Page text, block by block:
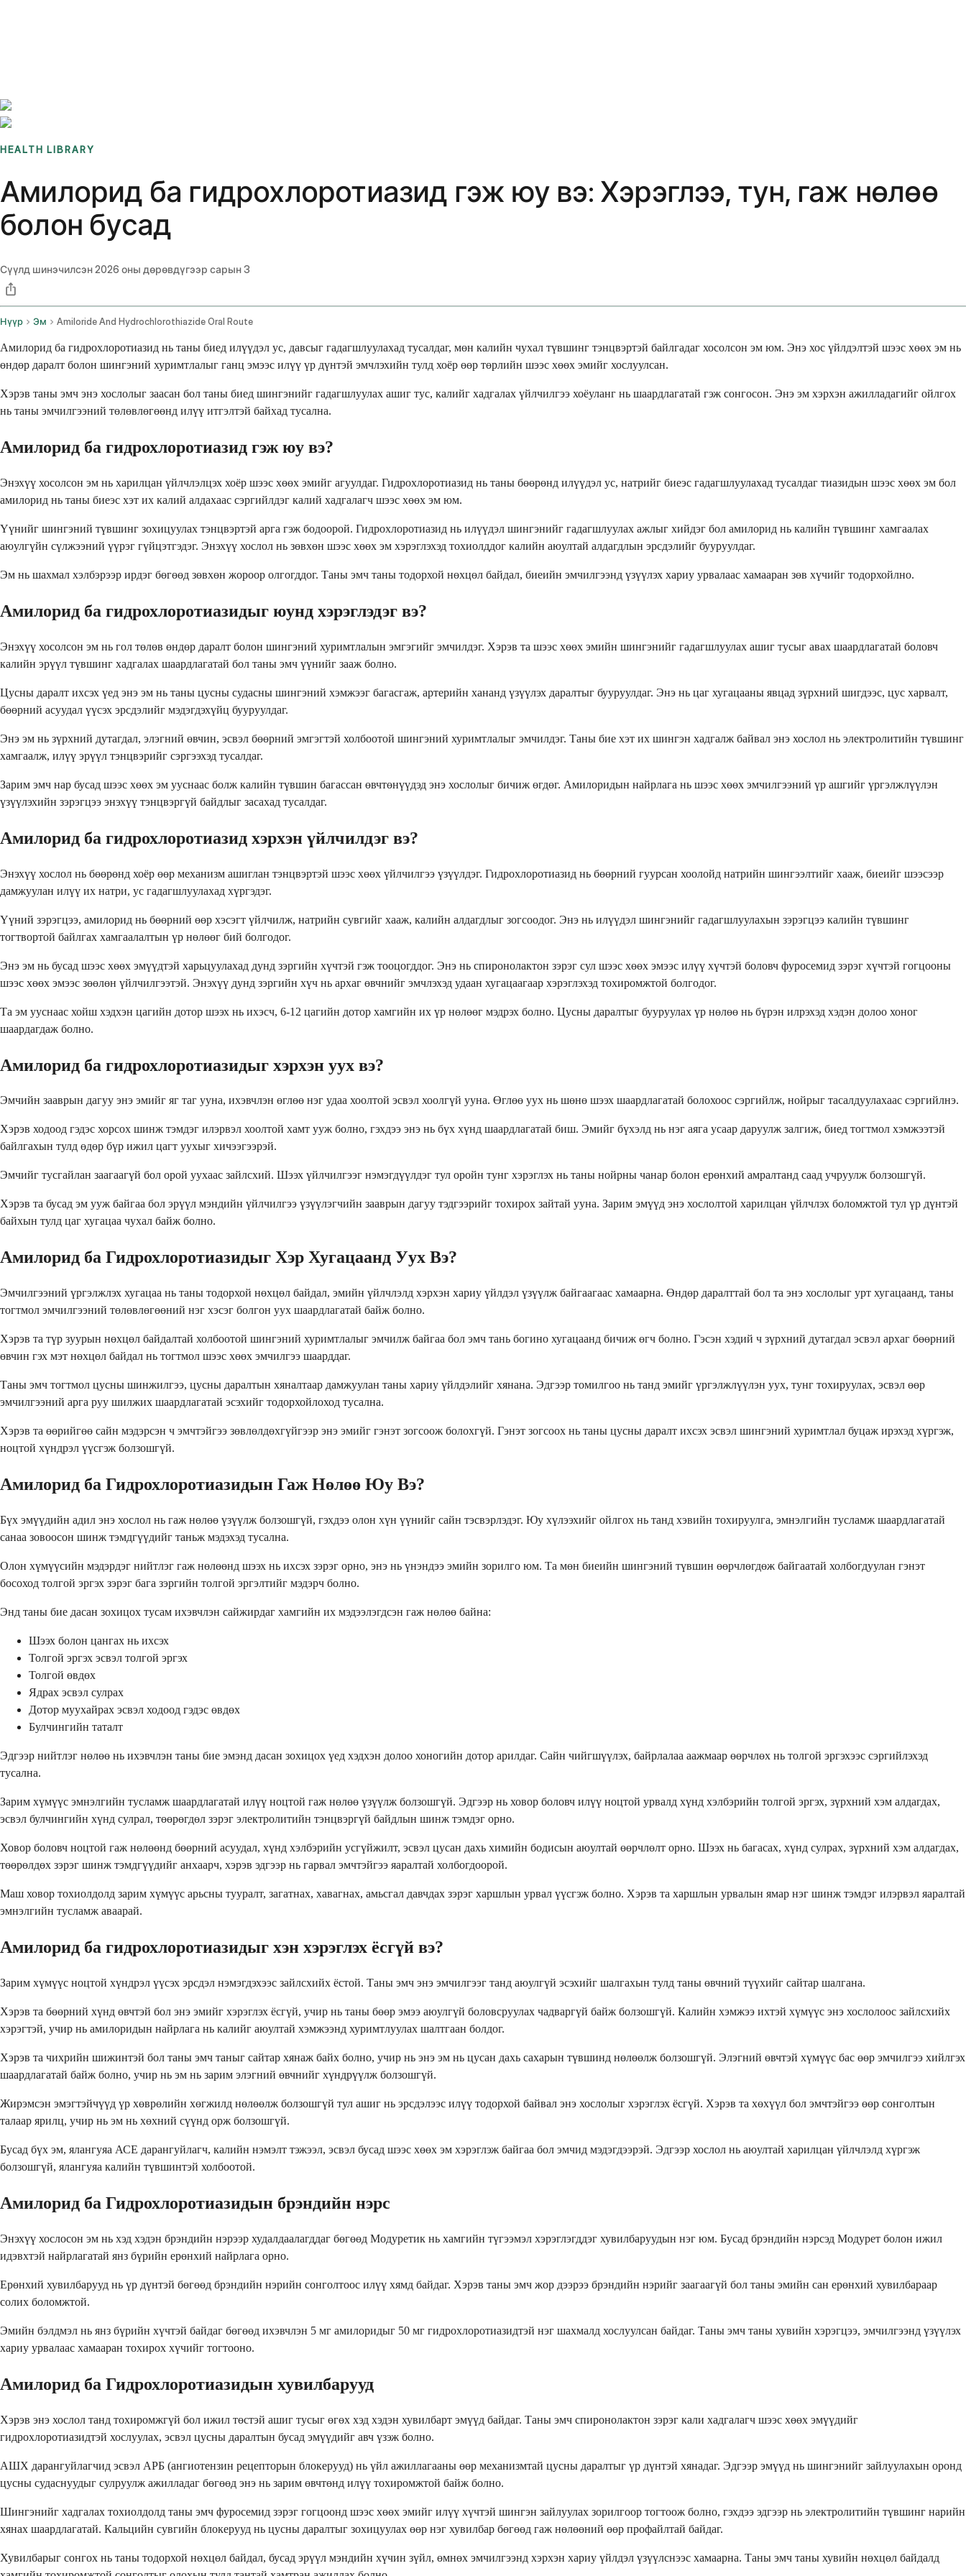
HEALTH LIBRARY
Амилорид ба гидрохлоротиазид гэж юу вэ: Хэрэглээ, тун, гаж нөлөө
болон бусад
Сүүлд шинэчилсэн2026 оны дөрөвдүгээр сарын 3
Нүүр Эм Amiloride And Hydrochlorothiazide Oral Route
Амилорид ба гидрохлоротиазид нь таны биед илүүдэл ус, давсыг гадагшлуулахад тусалдаг, мөн калийн чухал түвшинг тэнцвэртэй байлгадаг хосолсон эм юм. Энэ хос үйлдэлтэй шээс хөөх эм нь
өндөр даралт болон шингэний хуримтлалыг ганц эмээс илүү үр дүнтэй эмчлэхийн тулд хоёр өөр төрлийн шээс хөөх эмийг хослуулсан.
Хэрэв таны эмч энэ хослолыг заасан бол таны биед шингэнийг гадагшлуулах ашиг тус, калийг хадгалах үйлчилгээ хоёуланг нь шаардлагатай гэж сонгосон. Энэ эм хэрхэн ажилладагийг ойлгох
нь таны эмчилгээний төлөвлөгөөнд илүү итгэлтэй байхад тусална.
Амилорид ба гидрохлоротиазид гэж юу вэ?
Энэхүү хосолсон эм нь харилцан үйлчлэлцэх хоёр шээс хөөх эмийг агуулдаг. Гидрохлоротиазид нь таны бөөрөнд илүүдэл ус, натрийг биеэс гадагшлуулахад тусалдаг тиазидын шээс хөөх эм бол
амилорид нь таны биеэс хэт их калий алдахаас сэргийлдэг калий хадгалагч шээс хөөх эм юм.
Үүнийг шингэний түвшинг зохицуулах тэнцвэртэй арга гэж бодоорой. Гидрохлоротиазид нь илүүдэл шингэнийг гадагшлуулах ажлыг хийдэг бол амилорид нь калийн түвшинг хамгаалах
аюулгүйн сүлжээний үүрэг гүйцэтгэдэг. Энэхүү хослол нь зөвхөн шээс хөөх эм хэрэглэхэд тохиолддог калийн аюултай алдагдлын эрсдэлийг бууруулдаг.
Эм нь шахмал хэлбэрээр ирдэг бөгөөд зөвхөн жороор олгогддог. Таны эмч таны тодорхой нөхцөл байдал, биеийн эмчилгээнд үзүүлэх хариу урвалаас хамааран зөв хүчийг тодорхойлно.
Амилорид ба гидрохлоротиазидыг юунд хэрэглэдэг вэ?
Энэхүү хосолсон эм нь гол төлөв өндөр даралт болон шингэний хуримтлалын эмгэгийг эмчилдэг. Хэрэв та шээс хөөх эмийн шингэнийг гадагшлуулах ашиг тусыг авах шаардлагатай боловч
калийн эрүүл түвшинг хадгалах шаардлагатай бол таны эмч үүнийг зааж болно.
Цусны даралт ихсэх үед энэ эм нь таны цусны судасны шингэний хэмжээг багасгаж, артерийн хананд үзүүлэх даралтыг бууруулдаг. Энэ нь цаг хугацааны явцад зүрхний шигдээс, цус харвалт,
бөөрний асуудал үүсэх эрсдэлийг мэдэгдэхүйц бууруулдаг.
Энэ эм нь зүрхний дутагдал, элэгний өвчин, эсвэл бөөрний эмгэгтэй холбоотой шингэний хуримтлалыг эмчилдэг. Таны бие хэт их шингэн хадгалж байвал энэ хослол нь электролитийн түвшинг
хамгаалж, илүү эрүүл тэнцвэрийг сэргээхэд тусалдаг.
Зарим эмч нар бусад шээс хөөх эм ууснаас болж калийн түвшин багассан өвчтөнүүдэд энэ хослолыг бичиж өгдөг. Амилоридын найрлага нь шээс хөөх эмчилгээний үр ашгийг үргэлжлүүлэн
үзүүлэхийн зэрэгцээ энэхүү тэнцвэргүй байдлыг засахад тусалдаг.
Амилорид ба гидрохлоротиазид хэрхэн үйлчилдэг вэ?
Энэхүү хослол нь бөөрөнд хоёр өөр механизм ашиглан тэнцвэртэй шээс хөөх үйлчилгээ үзүүлдэг. Гидрохлоротиазид нь бөөрний гуурсан хоолойд натрийн шингээлтийг хааж, биеийг шээсээр
дамжуулан илүү их натри, ус гадагшлуулахад хүргэдэг.
Үүний зэрэгцээ, амилорид нь бөөрний өөр хэсэгт үйлчилж, натрийн сувгийг хааж, калийн алдагдлыг зогсоодог. Энэ нь илүүдэл шингэнийг гадагшлуулахын зэрэгцээ калийн түвшинг
тогтвортой байлгах хамгаалалтын үр нөлөөг бий болгодог.
Энэ эм нь бусад шээс хөөх эмүүдтэй харьцуулахад дунд зэргийн хүчтэй гэж тооцогддог. Энэ нь спиронолактон зэрэг сул шээс хөөх эмээс илүү хүчтэй боловч фуросемид зэрэг хүчтэй гогцооны
шээс хөөх эмээс зөөлөн үйлчилгээтэй. Энэхүү дунд зэргийн хүч нь архаг өвчнийг эмчлэхэд удаан хугацаагаар хэрэглэхэд тохиромжтой болгодог.
Та эм ууснаас хойш хэдхэн цагийн дотор шээх нь ихэсч, 6-12 цагийн дотор хамгийн их үр нөлөөг мэдрэх болно. Цусны даралтыг бууруулах үр нөлөө нь бүрэн илрэхэд хэдэн долоо хоног
шаардагдаж болно.
Амилорид ба гидрохлоротиазидыг хэрхэн уух вэ?
Эмчийн зааврын дагуу энэ эмийг яг таг ууна, ихэвчлэн өглөө нэг удаа хоолтой эсвэл хоолгүй ууна. Өглөө уух нь шөнө шээх шаардлагатай болохоос сэргийлж, нойрыг тасалдуулахаас сэргийлнэ.
Хэрэв ходоод гэдэс хорсох шинж тэмдэг илэрвэл хоолтой хамт ууж болно, гэхдээ энэ нь бүх хүнд шаардлагатай биш. Эмийг бүхэлд нь нэг аяга усаар даруулж залгиж, биед тогтмол хэмжээтэй
байлгахын тулд өдөр бүр ижил цагт уухыг хичээгээрэй.
Эмчийг тусгайлан заагаагүй бол орой уухаас зайлсхий. Шээх үйлчилгээг нэмэгдүүлдэг тул оройн тунг хэрэглэх нь таны нойрны чанар болон ерөнхий амралтанд саад учруулж болзошгүй.
Хэрэв та бусад эм ууж байгаа бол эрүүл мэндийн үйлчилгээ үзүүлэгчийн зааврын дагуу тэдгээрийг тохирох зайтай ууна. Зарим эмүүд энэ хослолтой харилцан үйлчлэх боломжтой тул үр дүнтэй
байхын тулд цаг хугацаа чухал байж болно.
Амилорид ба Гидрохлоротиазидыг Хэр Хугацаанд Уух Вэ?
Эмчилгээний үргэлжлэх хугацаа нь таны тодорхой нөхцөл байдал, эмийн үйлчлэлд хэрхэн хариу үйлдэл үзүүлж байгаагаас хамаарна. Өндөр даралттай бол та энэ хослолыг урт хугацаанд, таны
тогтмол эмчилгээний төлөвлөгөөний нэг хэсэг болгон уух шаардлагатай байж болно.
Хэрэв та түр зуурын нөхцөл байдалтай холбоотой шингэний хуримтлалыг эмчилж байгаа бол эмч тань богино хугацаанд бичиж өгч болно. Гэсэн хэдий ч зүрхний дутагдал эсвэл архаг бөөрний
өвчин гэх мэт нөхцөл байдал нь тогтмол шээс хөөх эмчилгээ шаарддаг.
Таны эмч тогтмол цусны шинжилгээ, цусны даралтын хяналтаар дамжуулан таны хариу үйлдэлийг хянана. Эдгээр томилгоо нь танд эмийг үргэлжлүүлэн уух, тунг тохируулах, эсвэл өөр
эмчилгээний арга руу шилжих шаардлагатай эсэхийг тодорхойлоход тусална.
Хэрэв та өөрийгөө сайн мэдэрсэн ч эмчтэйгээ зөвлөлдөхгүйгээр энэ эмийг гэнэт зогсоож болохгүй. Гэнэт зогсоох нь таны цусны даралт ихсэх эсвэл шингэний хуримтлал буцаж ирэхэд хүргэж,
ноцтой хүндрэл үүсгэж болзошгүй.
Амилорид ба Гидрохлоротиазидын Гаж Нөлөө Юу Вэ?
Бүх эмүүдийн адил энэ хослол нь гаж нөлөө үзүүлж болзошгүй, гэхдээ олон хүн үүнийг сайн тэсвэрлэдэг. Юу хүлээхийг ойлгох нь танд хэвийн тохируулга, эмнэлгийн тусламж шаардлагатай
санаа зовоосон шинж тэмдгүүдийг таньж мэдэхэд тусална.
Олон хүмүүсийн мэдэрдэг нийтлэг гаж нөлөөнд шээх нь ихсэх зэрэг орно, энэ нь үнэндээ эмийн зорилго юм. Та мөн биеийн шингэний түвшин өөрчлөгдөж байгаатай холбогдуулан гэнэт
босоход толгой эргэх зэрэг бага зэргийн толгой эргэлтийг мэдэрч болно.
Энд таны бие дасан зохицох тусам ихэвчлэн сайжирдаг хамгийн их мэдээлэгдсэн гаж нөлөө байна:
Шээх болон цангах нь ихсэх
Толгой эргэх эсвэл толгой эргэх
Толгой өвдөх
Ядрах эсвэл сулрах
Дотор муухайрах эсвэл ходоод гэдэс өвдөх
Булчингийн таталт
Эдгээр нийтлэг нөлөө нь ихэвчлэн таны бие эмэнд дасан зохицох үед хэдхэн долоо хоногийн дотор арилдаг. Сайн чийгшүүлэх, байрлалаа аажмаар өөрчлөх нь толгой эргэхээс сэргийлэхэд
тусална.
Зарим хүмүүс эмнэлгийн тусламж шаардлагатай илүү ноцтой гаж нөлөө үзүүлж болзошгүй. Эдгээр нь ховор боловч илүү ноцтой урвалд хүнд хэлбэрийн толгой эргэх, зүрхний хэм алдагдах,
эсвэл булчингийн хүнд сулрал, төөрөгдөл зэрэг электролитийн тэнцвэргүй байдлын шинж тэмдэг орно.
Ховор боловч ноцтой гаж нөлөөнд бөөрний асуудал, хүнд хэлбэрийн усгүйжилт, эсвэл цусан дахь химийн бодисын аюултай өөрчлөлт орно. Шээх нь багасах, хүнд сулрах, зүрхний хэм алдагдах,
төөрөлдөх зэрэг шинж тэмдгүүдийг анхаарч, хэрэв эдгээр нь гарвал эмчтэйгээ яаралтай холбогдоорой.
Маш ховор тохиолдолд зарим хүмүүс арьсны тууралт, загатнах, хавагнах, амьсгал давчдах зэрэг харшлын урвал үүсгэж болно. Хэрэв та харшлын урвалын ямар нэг шинж тэмдэг илэрвэл яаралтай
эмнэлгийн тусламж аваарай.
Амилорид ба гидрохлоротиазидыг хэн хэрэглэх ёсгүй вэ?
Зарим хүмүүс ноцтой хүндрэл үүсэх эрсдэл нэмэгдэхээс зайлсхийх ёстой. Таны эмч энэ эмчилгээг танд аюулгүй эсэхийг шалгахын тулд таны өвчний түүхийг сайтар шалгана.
Хэрэв та бөөрний хүнд өвчтэй бол энэ эмийг хэрэглэх ёсгүй, учир нь таны бөөр эмээ аюулгүй боловсруулах чадваргүй байж болзошгүй. Калийн хэмжээ ихтэй хүмүүс энэ хослолоос зайлсхийх
хэрэгтэй, учир нь амилоридын найрлага нь калийг аюултай хэмжээнд хуримтлуулах шалтгаан болдог.
Хэрэв та чихрийн шижинтэй бол таны эмч таныг сайтар хянаж байх болно, учир нь энэ эм нь цусан дахь сахарын түвшинд нөлөөлж болзошгүй. Элэгний өвчтэй хүмүүс бас өөр эмчилгээ хийлгэх
шаардлагатай байж болно, учир нь эм нь зарим элэгний өвчнийг хүндрүүлж болзошгүй.
Жирэмсэн эмэгтэйчүүд үр хөврөлийн хөгжилд нөлөөлж болзошгүй тул ашиг нь эрсдэлээс илүү тодорхой байвал энэ хослолыг хэрэглэх ёсгүй. Хэрэв та хөхүүл бол эмчтэйгээ өөр сонголтын
талаар ярилц, учир нь эм нь хөхний сүүнд орж болзошгүй.
Бусад бүх эм, ялангуяа АСЕ дарангуйлагч, калийн нэмэлт тэжээл, эсвэл бусад шээс хөөх эм хэрэглэж байгаа бол эмчид мэдэгдээрэй. Эдгээр хослол нь аюултай харилцан үйлчлэлд хүргэж
болзошгүй, ялангуяа калийн түвшинтэй холбоотой.
Амилорид ба Гидрохлоротиазидын брэндийн нэрс
Энэхүү хослосон эм нь хэд хэдэн брэндийн нэрээр худалдаалагддаг бөгөөд Модуретик нь хамгийн түгээмэл хэрэглэгддэг хувилбаруудын нэг юм. Бусад брэндийн нэрсэд Модурет болон ижил
идэвхтэй найрлагатай янз бүрийн ерөнхий найрлага орно.
Ерөнхий хувилбарууд нь үр дүнтэй бөгөөд брэндийн нэрийн сонголтоос илүү хямд байдаг. Хэрэв таны эмч жор дээрээ брэндийн нэрийг заагаагүй бол таны эмийн сан ерөнхий хувилбараар
солих боломжтой.
Эмийн бэлдмэл нь янз бүрийн хүчтэй байдаг бөгөөд ихэвчлэн 5 мг амилоридыг 50 мг гидрохлоротиазидтэй нэг шахмалд хослуулсан байдаг. Таны эмч таны хувийн хэрэгцээ, эмчилгээнд үзүүлэх
хариу урвалаас хамааран тохирох хүчийг тогтооно.
Амилорид ба Гидрохлоротиазидын хувилбарууд
Хэрэв энэ хослол танд тохиромжгүй бол ижил төстэй ашиг тусыг өгөх хэд хэдэн хувилбарт эмүүд байдаг. Таны эмч спиронолактон зэрэг кали хадгалагч шээс хөөх эмүүдийг
гидрохлоротиазидтэй хослуулах, эсвэл цусны даралтын бусад эмүүдийг авч үзэж болно.
АШХ дарангуйлагчид эсвэл АРБ (ангиотензин рецепторын блокерууд) нь үйл ажиллагааны өөр механизмтай цусны даралтыг үр дүнтэй хянадаг. Эдгээр эмүүд нь шингэнийг зайлуулахын оронд
цусны судаснуудыг сулруулж ажилладаг бөгөөд энэ нь зарим өвчтөнд илүү тохиромжтой байж болно.
Шингэнийг хадгалах тохиолдолд таны эмч фуросемид зэрэг гогцоонд шээс хөөх эмийг илүү хүчтэй шингэн зайлуулах зорилгоор тогтоож болно, гэхдээ эдгээр нь электролитийн түвшинг нарийн
хянах шаардлагатай. Кальцийн сувгийн блокерууд нь цусны даралтыг зохицуулах өөр нэг хувилбар бөгөөд гаж нөлөөний өөр профайлтай байдаг.
Хувилбарыг сонгох нь таны тодорхой нөхцөл байдал, бусад эрүүл мэндийн хүчин зүйл, өмнөх эмчилгээнд хэрхэн хариу үйлдэл үзүүлснээс хамаарна. Таны эмч таны хувийн нөхцөл байдалд